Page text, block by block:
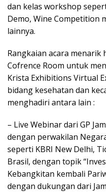
dan kelas workshop
Demo, Wine Competition
lainnya.
Rangkaian acara menarik
Cofrence Room untuk
Krista Exhibitions Virtual
bidang kesehatan dan
menghadiri antara lain :
– Live Webinar dari GP
dengan perwakilan
seperti KBRI New Delhi,
Brasil, dengan topik
Kebangkitan kembali
dengan dukungan dari